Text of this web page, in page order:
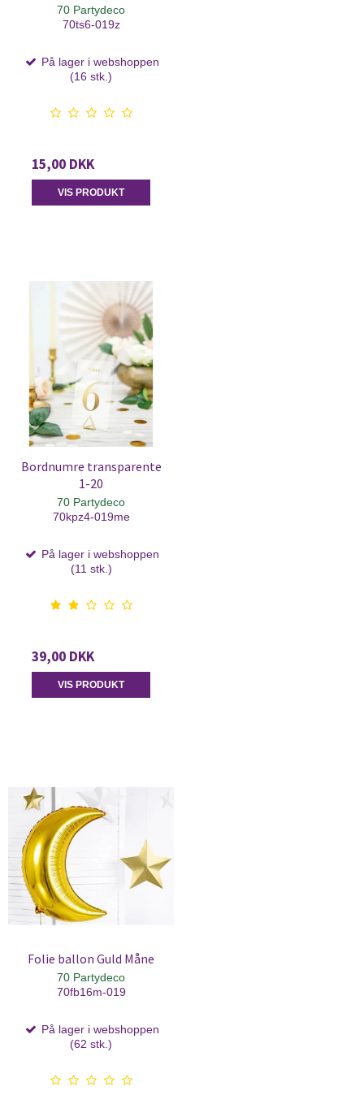
70 Partydeco
70ts6-019z
På lager i webshoppen
(16 stk.)
15,00 DKK
VIS PRODUKT
Bordnumre transparente
1-20
70 Partydeco
70kpz4-019me
På lager i webshoppen
(11 stk.)
39,00 DKK
VIS PRODUKT
Folie ballon Guld Måne
70 Partydeco
70fb16m-019
På lager i webshoppen
(62 stk.)